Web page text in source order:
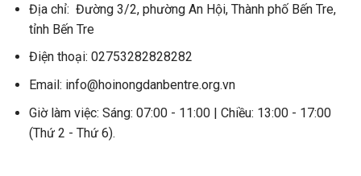
Địa chỉ: Đường 3/2, phường An Hội, Thành phố Bến Tre,
tỉnh Bến Tre
Điện thoại: 02753282828282
Email: info@hoinongdanbentre.org.vn
Giờ làm việc: Sáng: 07:00 - 11:00 | Chiều: 13:00 - 17:00
(Thứ 2 - Thứ 6).